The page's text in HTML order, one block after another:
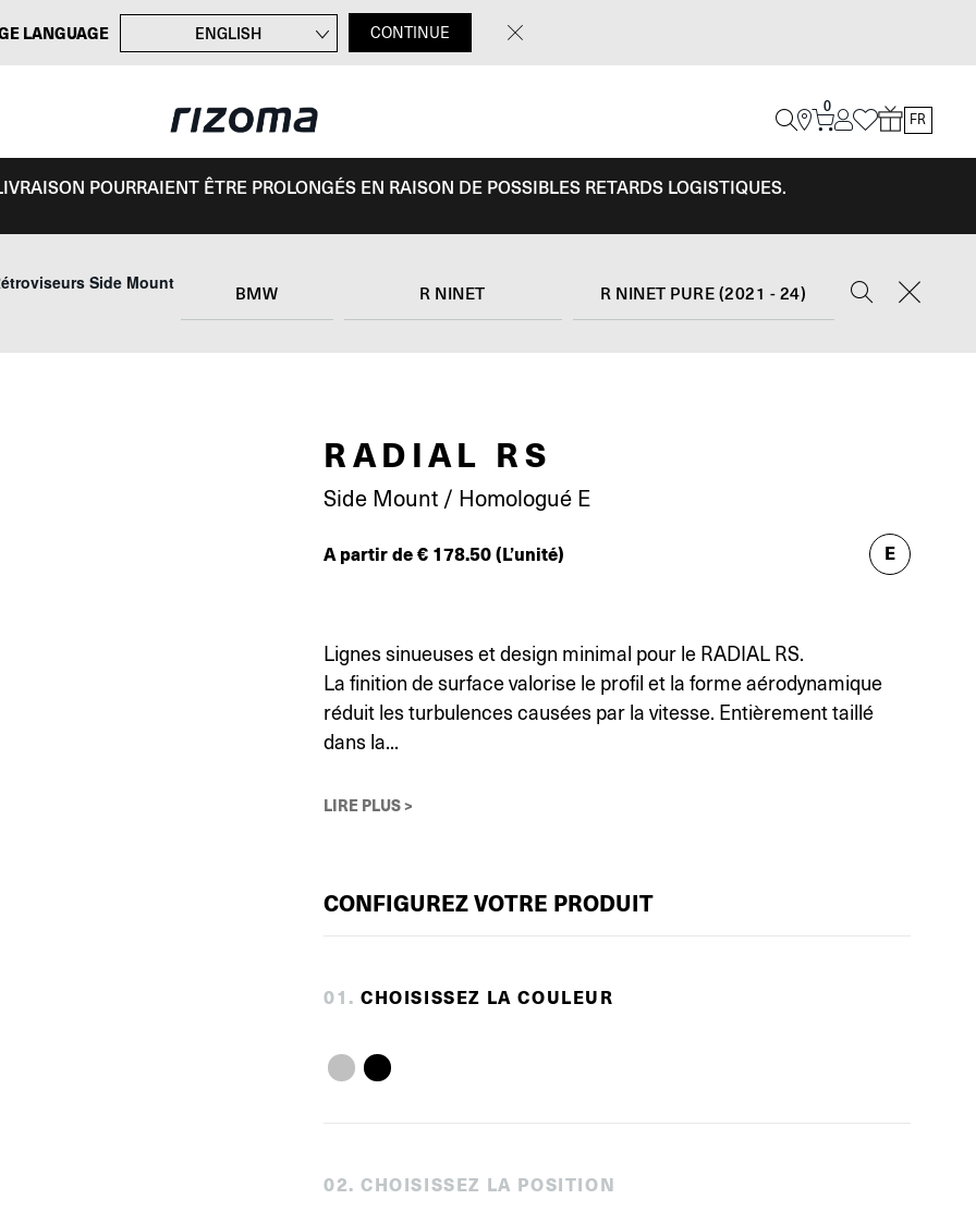
LANGUAGE
ENGLISH
ITALIANO
CONTINUE
0
FR
POURRAIENT ÊTRE PROLONGÉS EN RAISON DE POSSIBLES RETARDS LOGISTIQUES.
Side Mount BMW R NINET R NINET PURE (2021 - 24)
RADIAL RS
Side Mount / Homologué E
A partir de€ 178.50(L’unité) E
Lignes sinueuses et design minimal pour le RADIAL RS.
La finition de surface valorise le profil et la forme aérodynamique
réduit les turbulences causées par la vitesse. Entièrement taillé
dans la...
LIRE PLUS >
CONFIGUREZ VOTRE PRODUIT
01 . CHOISISSEZ LA COULEUR
02. CHOISISSEZ LA POSITION